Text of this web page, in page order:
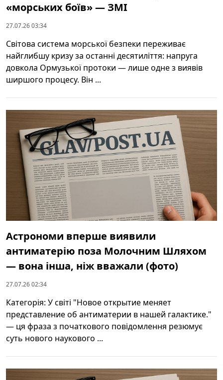
«морських боїв» — ЗМІ
27.07.26 03:34
Світова система морської безпеки переживає
найглибшу кризу за останні десятиліття: напруга
довкола Ормузької протоки — лише одне з виявів
ширшого процесу. Він ...
Астрономи вперше виявили
антиматерію поза Молочним Шляхом
— вона інша, ніж вважали (фото)
27.07.26 02:34
Категорія: У світі "Новое открытие меняет
представление об антиматерии в нашей галактике."
— ця фраза з початкового повідомлення резюмує
суть нового наукового ...